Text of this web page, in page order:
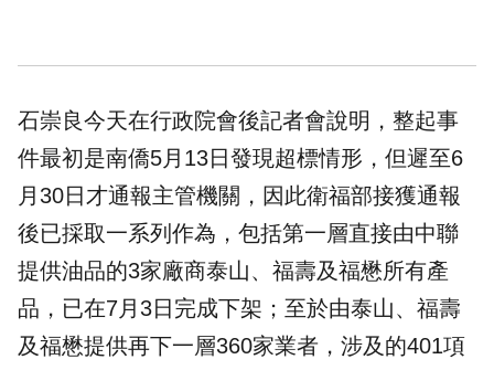
石崇良今天在行政院會後記者會說明，整起事
件最初是南僑5月13日發現超標情形，但遲至6
月30日才通報主管機關，因此衛福部接獲通報
後已採取一系列作為，包括第一層直接由中聯
提供油品的3家廠商泰山、福壽及福懋所有產
品，已在7月3日完成下架；至於由泰山、福壽
及福懋提供再下一層360家業者，涉及的401項